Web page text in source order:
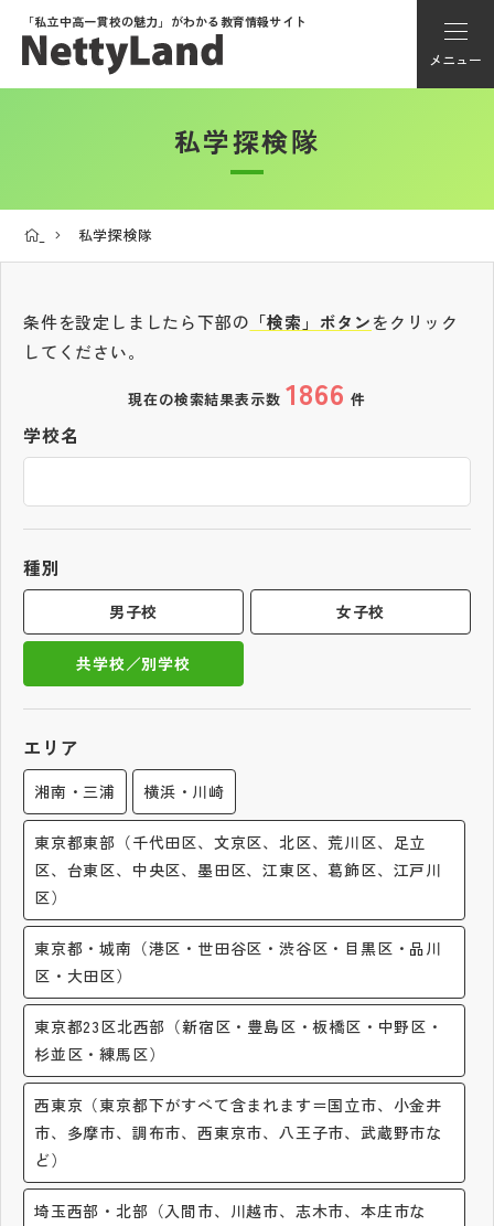
「私立中高一貫校の魅力」がわかる教育情報サイト
メニュー
アカウント登録
メニュー
学校選び
私学探検隊
説明会・イベント情報
よみもの
学校HP最新情報
特集
NettyLandかわら版
その他
お問い合わせ
個人情報保護方針
サイトマップ
私学探検隊
私学探検隊
条件を設定しましたら下部の 「検索」ボタンをクリック
してください。
現在の検索結果表示数 1866 件
学校名
種別
男子校 女子校
共学校／別学校
エリア
湘南・三浦 横浜・川崎
東京都東部（千代田区、文京区、北区、荒川区、足立
区、台東区、中央区、墨田区、江東区、葛飾区、江戸川
区）
東京都・城南（港区・世田谷区・渋谷区・目黒区・品川
区・大田区）
東京都23区北西部（新宿区・豊島区・板橋区・中野区・
杉並区・練馬区）
西東京（東京都下がすべて含まれます＝国立市、小金井
市、多摩市、調布市、西東京市、八王子市、武蔵野市な
ど）
埼玉西部・北部（入間市、川越市、志木市、本庄市な